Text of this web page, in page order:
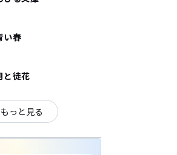
い春
と徒花
もっと見る